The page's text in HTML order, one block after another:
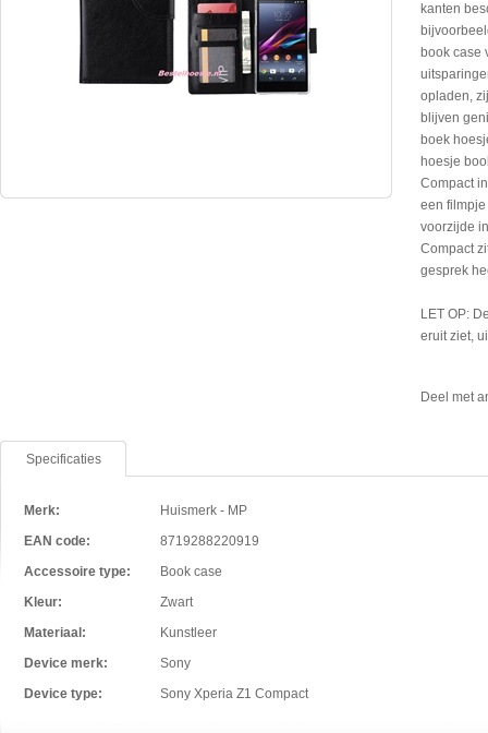
kanten
book case
opladen,
blijven
boek
hoesje
Compact
een
voorzijde
Compact
gesprek
LET OP:
eruit ziet,
Deel met
Specificaties
Merk:
Huismerk - MP
EAN code:
8719288220919
Accessoire type:
Book case
Kleur:
Zwart
Materiaal:
Kunstleer
Device merk:
Sony
Device type:
Sony Xperia Z1 Compact